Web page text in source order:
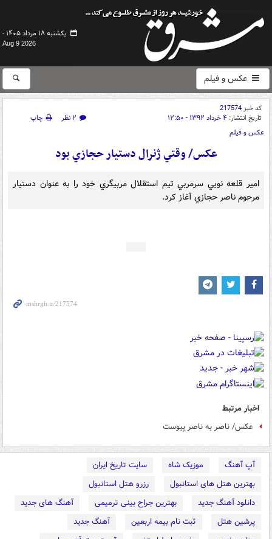
یکشنبه ۱۸ مرداد ۱۴۰۵ -
Aug 9 2026
عکس و فیلم
کد خبر217574
تاریخ انتشار: ۴ خرداد ۱۳۹۲ - ۱۲:۵۰ ۲ نظر
چاپ
عکس و فیلم
عکس/ وقتي ژنرال دستيار حجازي بود‎
امير قلعه نويي سرمربي تيم استقلال مربيگري خود را به عنوان دستيار
مرحوم ناصر حجازي آغاز کرد.
اخبار مرتبط
عکس/ ناصر به ناصر پیوست
آپ آهنگ موزیک شاه
سایت تاریخ ایران
بهترین هتل های استانبول
رزرو هتل استانبول
دانلود آهنگ جدید
بهترین جراح بینی ترمیمی
آهنگ های جدید
پرشین هتل
ثبت نام بیمه اربعین
آهنگ جدید